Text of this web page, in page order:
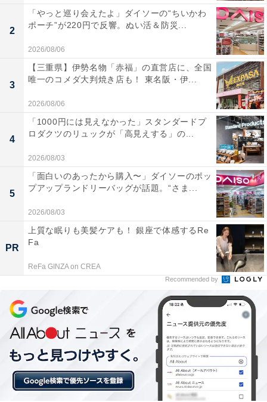
2
「やっと巡り会えたよ」ダイソーの“ちいかわ
ポーチ”が220円で反響。ぬい活＆防災...
2026/08/06
3
【三重県】伊勢名物「赤福」の直営店に、全国
唯一のコメダ大判焼き店も！ 東名阪・伊...
2026/08/06
4
「1000円には見えなかった」スタンダードプ
ロダクツのリュックが「高見えする」の...
2026/08/03
5
「面白いのあったから購入〜」ダイソーのポッ
プアップランドリーバッグが話題。“さま...
2026/08/03
PR
上質な眠りも美髪ケアも！ 銀座で体感するRe
Fa
ReFa GINZA on CREA
Recommended by